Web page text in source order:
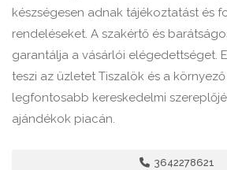
készségesen adnak tájékoztatást és
rendeléseket. A szakértő és
garantálja a vásárlói elégedettséget.
teszi az üzletet Tiszalök és a
legfontosabb kereskedelmi
ajándékok piacán.
3642278621